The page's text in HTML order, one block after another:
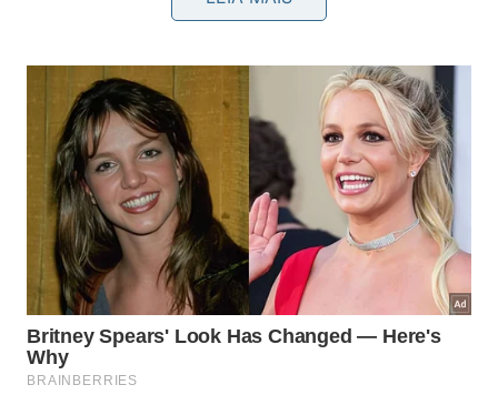
atrair umidade do ambiente e da superfície onde
está aplicado. Na esponja, isso ajuda a reduzir a
água retida, deixando o utensílio menos propício ao
mau cheiro.
🧂
Esponja menos
úmida pela manhã
O truque funciona melhor junto
da ventilação